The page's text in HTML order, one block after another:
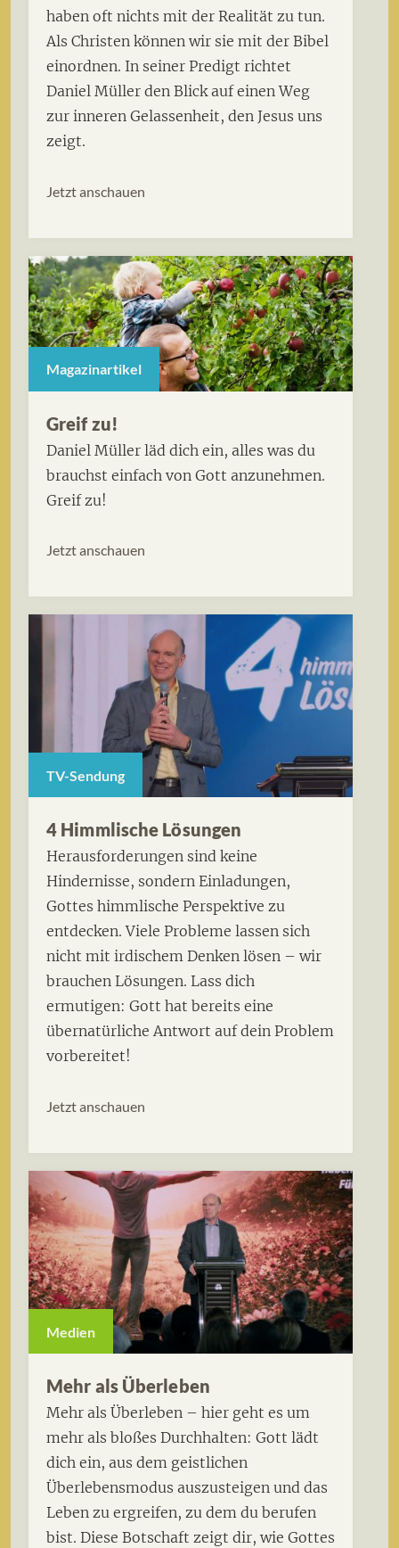
haben oft nichts mit der Realität zu tun.
Als Christen können wir sie mit der Bibel
einordnen. In seiner Predigt richtet
Daniel Müller den Blick auf einen Weg
zur inneren Gelassenheit, den Jesus uns
zeigt.
Jetzt anschauen
Magazinartikel
Greif zu!
Daniel Müller läd dich ein, alles was du
brauchst einfach von Gott anzunehmen.
Greif zu!
Jetzt anschauen
TV-Sendung
4 Himmlische Lösungen
Herausforderungen sind keine
Hindernisse, sondern Einladungen,
Gottes himmlische Perspektive zu
entdecken. Viele Probleme lassen sich
nicht mit irdischem Denken lösen – wir
brauchen Lösungen. Lass dich
ermutigen: Gott hat bereits eine
übernatürliche Antwort auf dein Problem
vorbereitet!
Jetzt anschauen
Medien
Mehr als Überleben
Mehr als Überleben – hier geht es um
mehr als bloßes Durchhalten: Gott lädt
dich ein, aus dem geistlichen
Überlebensmodus auszusteigen und das
Leben zu ergreifen, zu dem du berufen
bist. Diese Botschaft zeigt dir, wie Gottes